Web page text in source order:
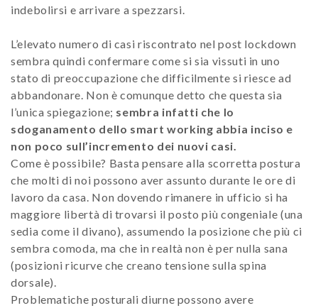
indebolirsi e arrivare a spezzarsi.
L’elevato numero di casi riscontrato nel post lockdown
sembra quindi confermare come si sia vissuti in uno
stato di preoccupazione che difficilmente si riesce ad
abbandonare. Non è comunque detto che questa sia
l’unica spiegazione; sembra infatti che lo
sdoganamento dello smart working abbia inciso e
non poco sull’incremento dei nuovi casi.
Come è possibile? Basta pensare alla scorretta postura
che molti di noi possono aver assunto durante le ore di
lavoro da casa. Non dovendo rimanere in ufficio si ha
maggiore libertà di trovarsi il posto più congeniale (una
sedia come il divano), assumendo la posizione che più ci
sembra comoda, ma che in realtà non è per nulla sana
(posizioni ricurve che creano tensione sulla spina
dorsale).
Problematiche posturali diurne possono avere